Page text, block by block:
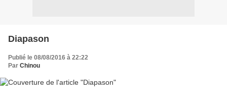
Diapason
Publié le 08/08/2016 à 22:22
Par Chinou